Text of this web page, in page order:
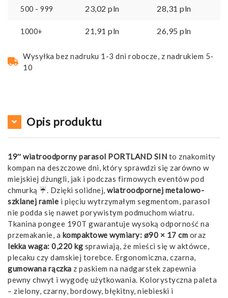
500 - 999 23,02 pln 28,31 pln
1000+ 21,91 pln 26,95 pln
Wysyłka bez nadruku 1-3 dni robocze, z nadrukiem 5-
10
Opis produktu
19″ wiatroodporny parasol PORTLAND SIN to znakomity
kompan na deszczowe dni, który sprawdzi się zarówno w
miejskiej dżungli, jak i podczas firmowych eventów pod
chmurką ☔. Dzięki solidnej, wiatroodpornej metalowo-
szklanej ramie i pięciu wytrzymałym segmentom, parasol
nie podda się nawet porywistym podmuchom wiatru.
Tkanina pongee 190T gwarantuje wysoką odporność na
przemakanie, a kompaktowe wymiary: ø90 × 17 cm oraz
lekka waga: 0,220 kg sprawiają, że mieści się w aktówce,
plecaku czy damskiej torebce. Ergonomiczna, czarna,
gumowana rączka z paskiem na nadgarstek zapewnia
pewny chwyt i wygodę użytkowania. Kolorystyczna paleta
– zielony, czarny, bordowy, błękitny, niebieski i